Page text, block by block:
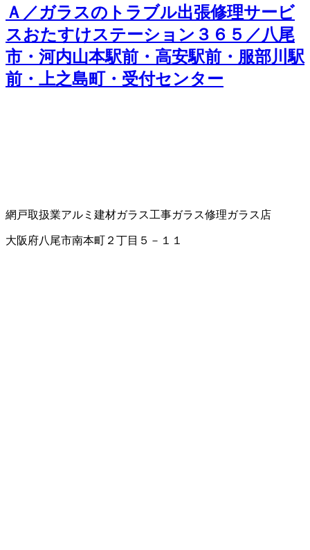
Ａ／ガラスのトラブル出張修理サービ
スおたすけステーション３６５／八尾
市・河内山本駅前・高安駅前・服部川駅
前・上之島町・受付センター
網戸取扱業アルミ建材ガラス工事ガラス修理ガラス店
大阪府八尾市南本町２丁目５－１１